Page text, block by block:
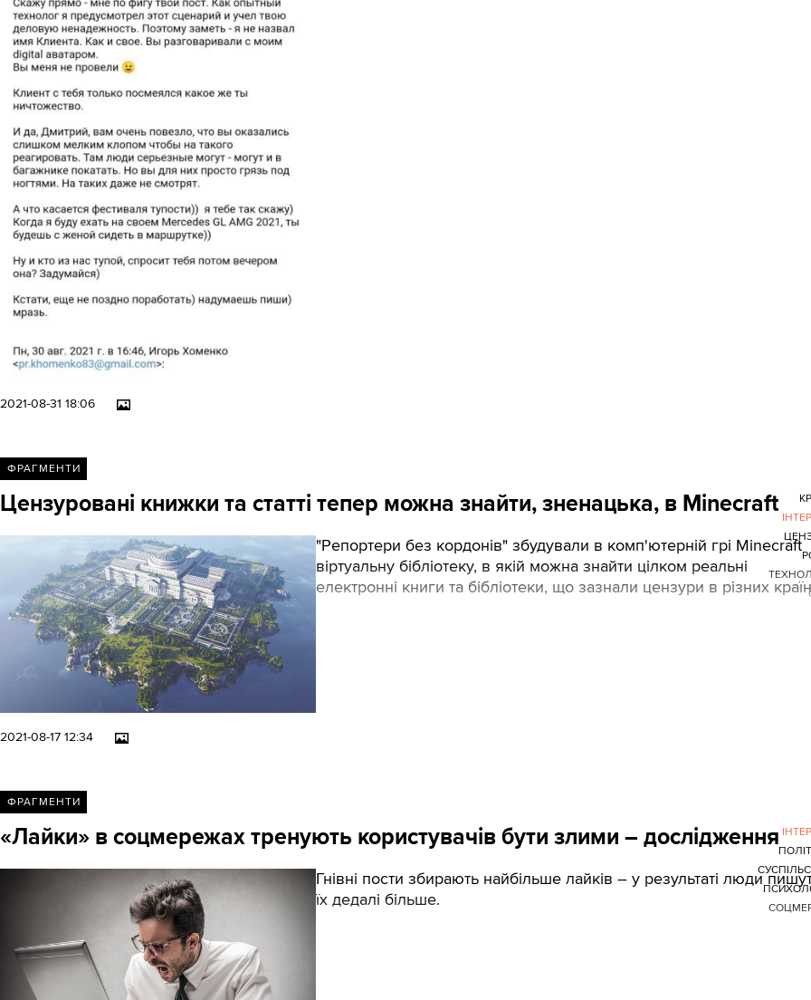
2021-08-31 18:06
ФРАГМЕНТИ
Цензуровані книжки та статті тепер можна знайти, зненацька, в Minecraft
"Репортери без кордонів" збудували в комп'ютерній грі Minecraft
віртуальну бібліотеку, в якій можна знайти цілком реальні
електронні книги та бібліотеки, що зазнали цензури в різних
2021-08-17 12:34
ФРАГМЕНТИ
«Лайки» в соцмережах тренують користувачів бути злими – дослідження
Гнівні пости збирають найбільше лайків – у результаті люди
їх дедалі більше.